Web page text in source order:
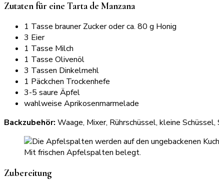
Zutaten für eine Tarta de Manzana
1 Tasse brauner Zucker oder ca. 80 g Honig
3 Eier
1 Tasse Milch
1 Tasse Olivenöl
3 Tassen Dinkelmehl
1 Päckchen Trockenhefe
3-5 saure Äpfel
wahlweise Aprikosenmarmelade
Backzubehör: Waage, Mixer, Rührschüssel, kleine
Mit frischen Apfelspalten belegt.
Zubereitung